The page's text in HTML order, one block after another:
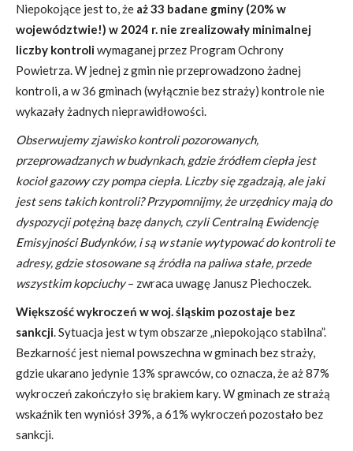
Niepokojące jest to, że aż 33 badane gminy (20% w
województwie!) w 2024 r. nie zrealizowały minimalnej
liczby kontroliwymaganej przez Program Ochrony
Powietrza. W jednej z gmin nie przeprowadzono żadnej
kontroli, a w 36 gminach (wyłącznie bez straży) kontrole nie
wykazały żadnych nieprawidłowości.
Obserwujemy zjawisko kontroli pozorowanych,
przeprowadzanych w budynkach, gdzie źródłem ciepła jest
kocioł gazowy czy pompa ciepła. Liczby się zgadzają, ale jaki
jest sens takich kontroli? Przypomnijmy, że urzędnicy mają do
dyspozycji potężną bazę danych, czyli Centralną Ewidencję
Emisyjności Budynków, i są w stanie wytypować do kontroli te
adresy, gdzie stosowane są źródła na paliwa stałe, przede
wszystkim kopciuchy– zwraca uwagę Janusz Piechoczek.
Większość wykroczeń w woj. śląskim pozostaje bez
sankcji. Sytuacja jest w tym obszarze „niepokojąco stabilna”.
Bezkarność jest niemal powszechna w gminach bez straży,
gdzie ukarano jedynie 13% sprawców, co oznacza, że aż 87%
wykroczeń zakończyło się brakiem kary. W gminach ze strażą
wskaźnik ten wyniósł 39%, a 61% wykroczeń pozostało bez
sankcji.